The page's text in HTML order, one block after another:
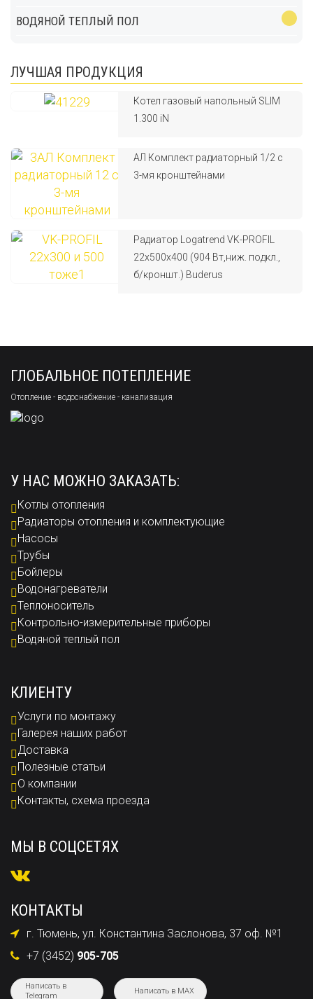
ВОДЯНОЙ ТЕПЛЫЙ ПОЛ
ЛУЧШАЯ ПРОДУКЦИЯ
Котел газовый напольный SLIM
1.300 iN
АЛ Комплект радиаторный 1/2 с
3-мя кронштейнами
Радиатор Logatrend VK-PROFIL
22x500x400 (904 Вт,ниж. подкл.,
б/кроншт.) Buderus
ГЛОБАЛЬНОЕ ПОТЕПЛЕНИЕ
Отопление - водоснабжение - канализация
У НАС МОЖНО ЗАКАЗАТЬ:
Котлы отопления
Радиаторы отопления и комплектующие
Насосы
Трубы
Бойлеры
Водонагреватели
Теплоноситель
Контрольно-измерительные приборы
Водяной теплый пол
КЛИЕНТУ
Услуги по монтажу
Галерея наших работ
Доставка
Полезные статьи
О компании
Контакты, схема проезда
МЫ В СОЦСЕТЯХ
КОНТАКТЫ
г. Тюмень, ул. Константина Заслонова, 37 оф. №1
+7 (3452) 905-705
Написать в
Telegram
Написать в MAX